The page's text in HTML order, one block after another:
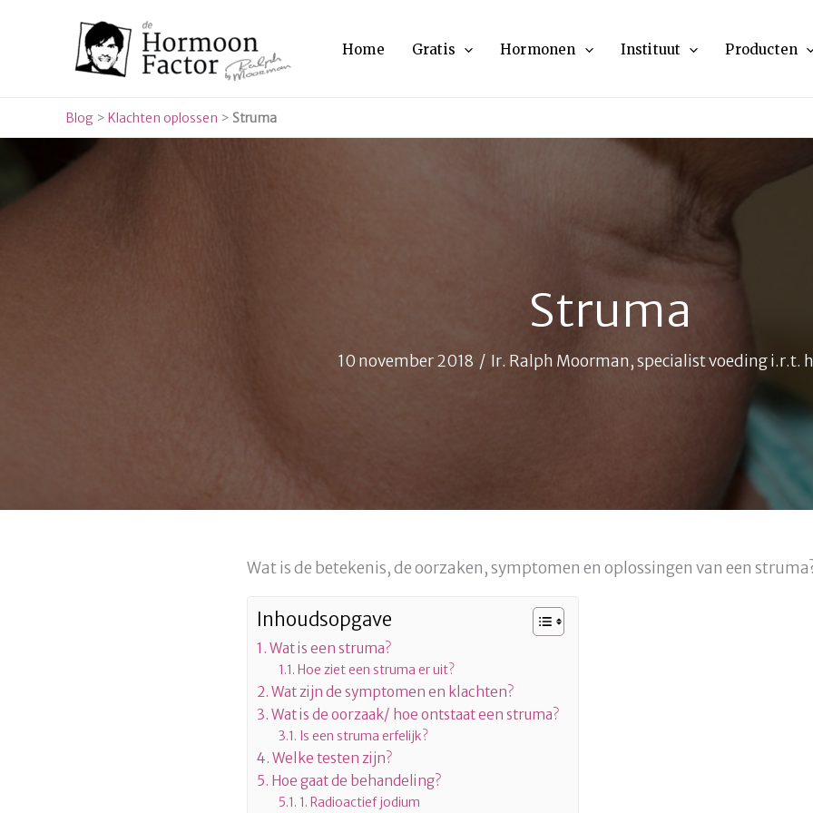
Home Gratis Hormonen Instituut Producten
Blog > Klachten oplossen > Struma
Struma
10 november 2018 / Ir. Ralph Moorman, specialist voeding i.r.t.
Wat is de betekenis, de oorzaken, symptomen en oplossingen van een
Inhoudsopgave
Wat is een struma?
Hoe ziet een struma er uit?
Wat zijn de symptomen en klachten?
Wat is de oorzaak/ hoe ontstaat een struma?
Is een struma erfelijk?
Welke testen zijn?
Hoe gaat de behandeling?
1. Radioactief jodium